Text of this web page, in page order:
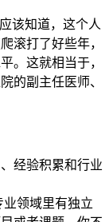
该知道，这个人
滚打了好些年，
。这就相当于，
的副主任医师、
经验积累和行业
领域里有独立